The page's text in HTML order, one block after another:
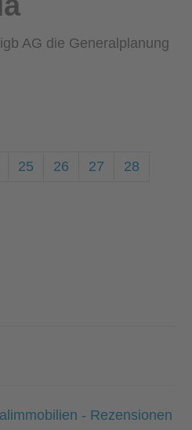
AG die Generalplanung
25 26 27 28